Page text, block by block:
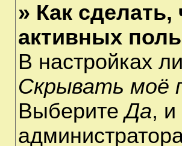
» Как
активных
В настройках
Скрывать моё
ВыберитеДа,